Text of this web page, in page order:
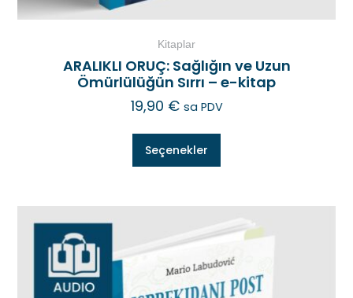
Kitaplar
ARALIKLI ORUÇ: Sağlığın ve Uzun
Ömürlülüğün Sırrı – e-kitap
19,90 € sa PDV
Seçenekler